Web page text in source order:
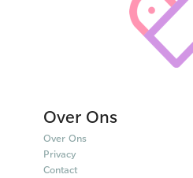
Over Ons
Over Ons
Privacy
Contact